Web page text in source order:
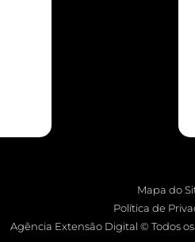
Mapa do
Política de
Agência Extensão Digital © Todos